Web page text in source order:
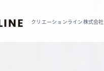
クリエーションライン株式会社